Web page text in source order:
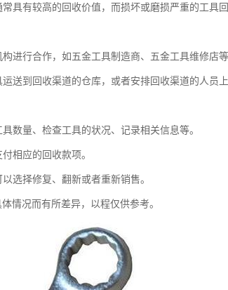
具有较高的回收价值，而损坏或磨损严重的工具
进行合作，如五金工具制造商、五金工具维修店等
送到回收渠道的仓库，或者安排回收渠道的人员
数量、检查工具的状况、记录相关信息等。
相应的回收款项。
选择修复、翻新或者重新销售。
情况而有所差异，以程仅供参考。